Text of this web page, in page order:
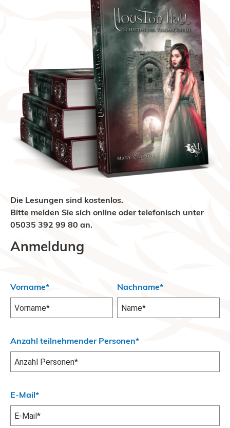
Die Lesungen sind kostenlos.
Bitte melden Sie sich online oder telefonisch unter
05035 392 99 80 an.
Anmeldung
Vorname* Nachname*
Anzahl teilnehmender Personen*
E-Mail*